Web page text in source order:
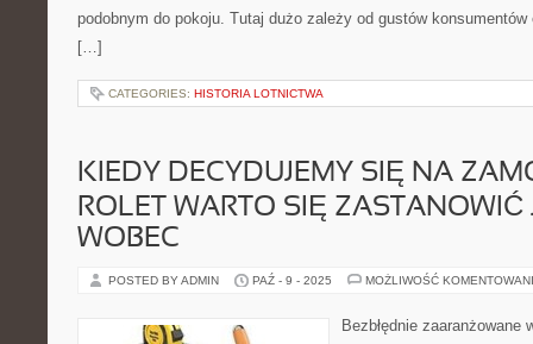
podobnym do pokoju. Tutaj dużo zależy od gustów
[…]
CATEGORIES: HISTORIA LOTNICTWA
KIEDY DECYDUJEMY SIĘ NA
ROLET WARTO SIĘ
WOBEC
POSTED BY ADMIN PAŹ - 9 - 2025 MOŻLIWOŚĆ
Bezbłędnie zaaranżowane